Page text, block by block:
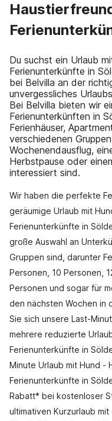
Du suchst ein Urlaub
Ferienunterkünfte in
bei Belvilla an der
unvergessliches
Bei Belvilla bieten wir
Ferienunterkünften in
Ferienhäuser,
verschiedenen
Wochenendausflug,
Herbstpause oder
interessiert sind.
Wir haben die perfekte
geräumige Urlaub mit
Ferienunterkünfte in
große Auswahl an
Gruppen sind, darunter
Personen, 10 Personen,
Personen und sogar für
den nächsten Wochen in
Sie sich unsere Last-
mehrere reduzierte
Ferienunterkünfte in
Minute Urlaub mit Hund -
Ferienunterkünfte in
Rabatt* bei kostenloser
ultimativen Kurzurlaub